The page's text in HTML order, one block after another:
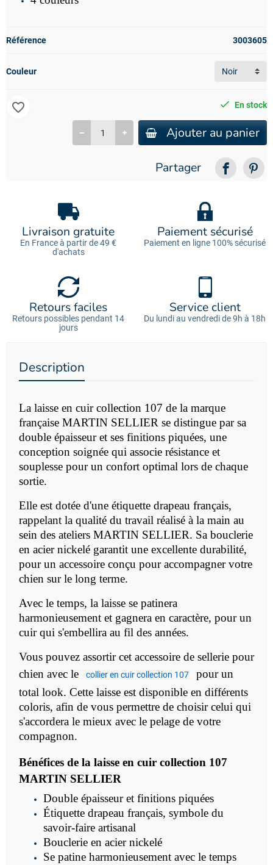
Référence 3003605
Couleur
En stock
Ajouter au panier
favorite_border
Partager
Livraison gratuite
En France à partir de 49 €
d'achats
Paiement sécurisé
Paiement en ligne 100% sécurisé
Retours faciles
Retours possibles pendant 14
jours
Service client
Du lundi au vendredi de 9h à 18h
Description
La laisse en cuir collection 107 de la marque
française MARTIN SELLIER se distingue par sa
double épaisseur et ses finitions piquées, une
conception soignée qui associe résistance et
souplesse pour un confort optimal lors de chaque
sortie.
Elle est dotée d'une étiquette drapeau français,
rappelant la qualité du travail réalisé à la main au
sein des ateliers MARTIN SELLIER. Sa bouclerie
en acier nickelé garantit une excellente durabilité,
pour un accessoire conçu pour accompagner votre
chien sur le long terme.
Avec le temps, la laisse se patinera
harmonieusement et gagnera en caractère, pour un
cuir qui s'embellira au fil des années.
Vous pouvez assortir cet accessoire de sellerie pour
chien avec le
collier en cuir collection 107
pour un
total look. Cette laisse est disponible en différents
coloris, afin de vous permettre de choisir celui qui
s'accordera le mieux avec le pelage de votre
compagnon.
Bénéfices de la laisse en cuir collection 107
MARTIN SELLIER
Double épaisseur et finitions piquées
Étiquette drapeau français, symbole du
savoir-faire artisanal
Bouclerie en acier nickelé
Se patine harmonieusement avec le temps